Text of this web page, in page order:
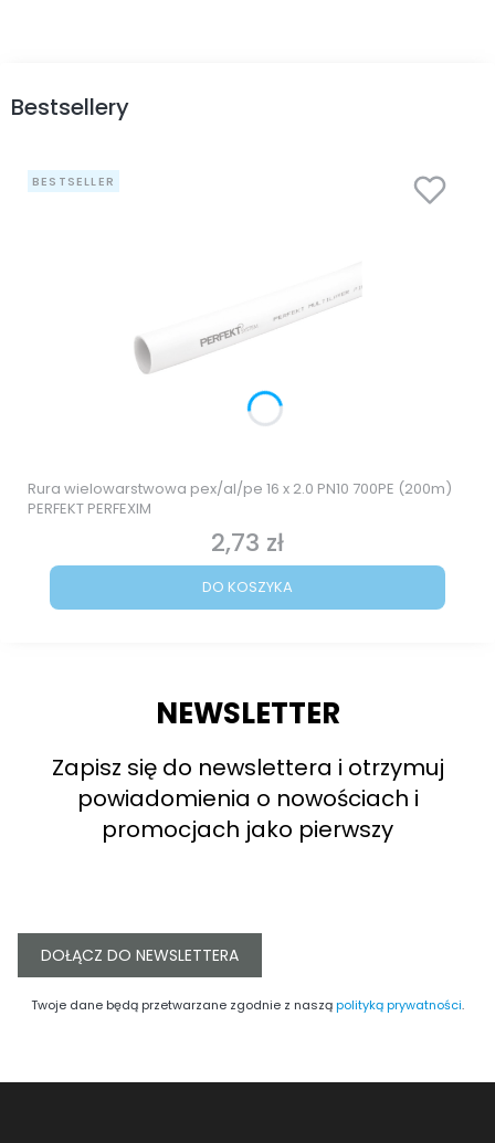
Bestsellery
BESTSELLER
Rura wielowarstwowa pex/al/pe 16 x 2.0 PN10 700PE (200m)
PERFEKT PERFEXIM
Cena
2,73 zł
DO KOSZYKA
NEWSLETTER
Zapisz się do newslettera i otrzymuj
powiadomienia o nowościach i
promocjach jako pierwszy
DOŁĄCZ DO NEWSLETTERA
Twoje dane będą przetwarzane zgodnie z nasząpolityką prywatności.